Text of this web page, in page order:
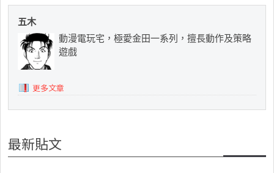
五木
動漫電玩宅，極愛金田一系列，擅長動作及策略
遊戲
更多文章
最新貼文